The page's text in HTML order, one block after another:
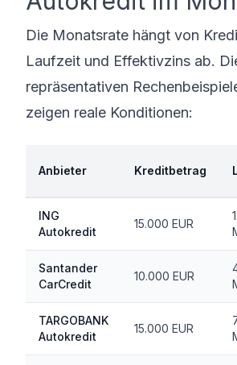
Die Monatsrate hängt von
Laufzeit und Effektivzins ab.
repräsentativen
zeigen reale Konditionen:
Anbieter Kreditbetrag
ING
Autokredit
15.000 EUR
Santander
CarCredit
10.000 EUR
TARGOBANK
Autokredit
15.000 EUR